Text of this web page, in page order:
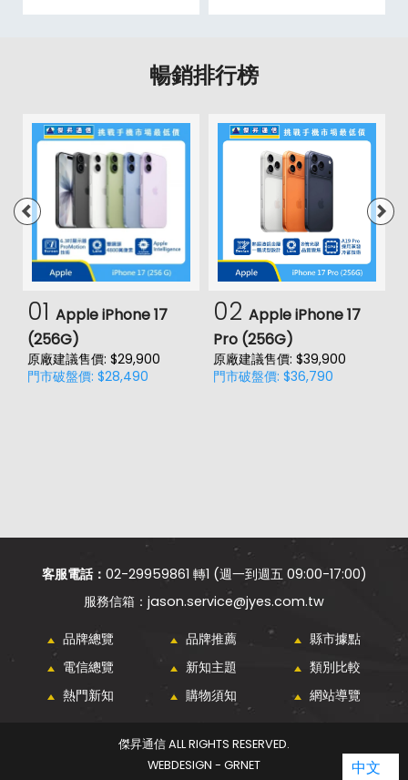
暢銷排行榜
01 Apple iPhone 17
(256G)
原廠建議售價: $29,900
門市破盤價: $28,490
02 Apple iPhone 17
Pro (256G)
原廠建議售價: $39,900
門市破盤價: $36,790
客服電話： 02-29959861 轉1 (週一到週五 09:00-17:00)
jason.service@jyes.com.tw
品牌總覽 品牌推薦
縣市據點
電信總覽
新知主題
類別比較
熱門新知
購物須知 網站導覽
傑昇通信 ALL RIGHTS RESERVED.
WEBDESIGN - GRNET
中文